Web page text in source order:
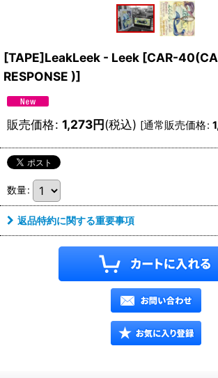
[TAPE]LeakLeek - Leek [CAR-
RESPONSE )]
販売価格: 1,273円(税込) [通常販売価格:
数量:
返品特約に関する重要事項